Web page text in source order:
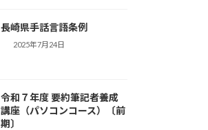
長崎県手話言語条例
2025年7月24日
令和７年度 要約筆記者養成
講座（パソコンコース）〔前
期〕